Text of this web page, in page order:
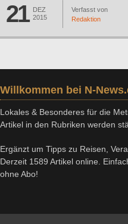
21
DEZ
2015
Verfasst von
Redaktion
Willkommen bei N-
Lokales & Besonderes für die
Artikel in den Rubriken werden
Ergänzt um Tipps zu Reisen,
Derzeit 1589 Artikel online.
ohne Abo!